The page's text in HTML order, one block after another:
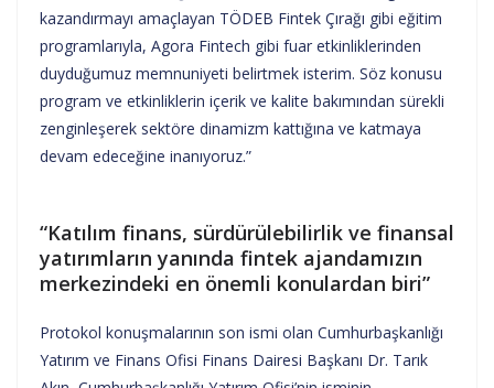
kazandırmayı amaçlayan TÖDEB Fintek Çırağı gibi eğitim
programlarıyla, Agora Fintech gibi fuar etkinliklerinden
duyduğumuz memnuniyeti belirtmek isterim. Söz konusu
program ve etkinliklerin içerik ve kalite bakımından sürekli
zenginleşerek sektöre dinamizm kattığına ve katmaya
devam edeceğine inanıyoruz.”
“Katılım finans, sürdürülebilirlik ve finansal
yatırımların yanında fintek ajandamızın
merkezindeki en önemli konulardan biri”
Protokol konuşmalarının son ismi olan Cumhurbaşkanlığı
Yatırım ve Finans Ofisi Finans Dairesi Başkanı Dr. Tarık